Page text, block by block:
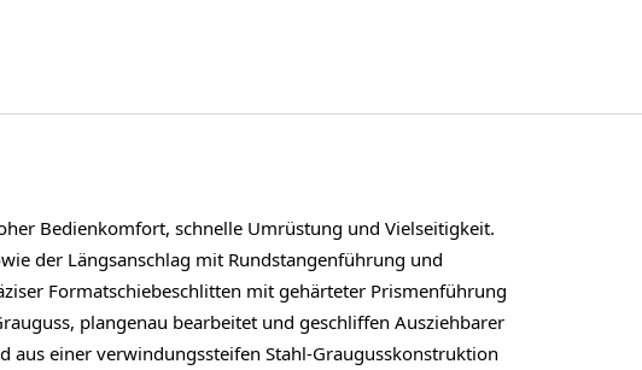
Bedienkomfort, schnelle Umrüstung und Vielseitigkeit.
der Längsanschlag mit Rundstangenführung und
Formatschiebeschlitten mit gehärteter Prismenführung
plangenau bearbeitet und geschliffen Ausziehbarer
einer verwindungssteifen Stahl-Graugusskonstruktion